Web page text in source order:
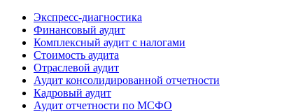
Экспресс-диагностика
Финансовый аудит
Комплексный аудит с налогами
Стоимость аудита
Отраслевой аудит
Аудит консолидированной отчетности
Кадровый аудит
Аудит отчетности по МСФО